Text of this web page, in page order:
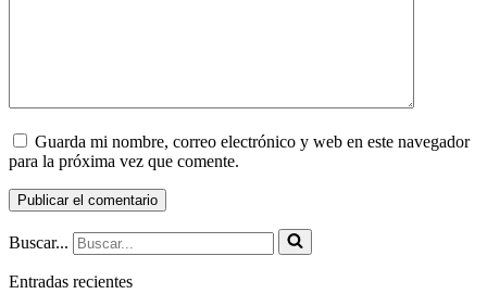
Guarda mi nombre, correo electrónico y web en este navegador
para la próxima vez que comente.
Buscar...
Entradas recientes